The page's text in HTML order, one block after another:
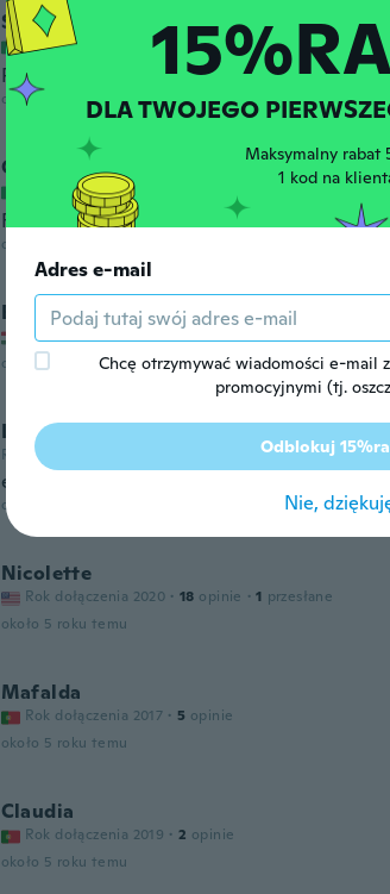
Sabrina
Rok dołączenia 2017 opinie · 1 przesłane
Perfetto tutto bene
około 5 roku temu
Giorgia
Rok dołączenia 2020
Fantastico
około 5 roku temu
Edit
Rok dołączenia 2018
około 5 roku temu
Lissette
Rok dołączenia 2019
excelente
około 5 roku temu
Nicolette
Rok dołączenia 2020 · 18 opinie · 1 przesłane
około 5 roku temu
Mafalda
Rok dołączenia 2017 · 5 opinie
około 5 roku temu
Claudia
Rok dołączenia 2019 · 2 opinie
około 5 roku temu
DLA TWOJEGO
Maksymalny rabat
1 kod na
Adres e-mail
Chcę otrzymywać wiadomości e-mail
promocyjnymi (tj.
Odblokuj
Nie,